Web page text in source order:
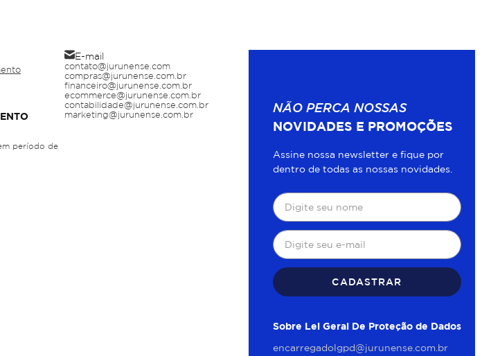
período de
E-mail
contato@jurunense.com
compras@jurunense.com.br
financeiro@jurunense.com.br
ecommerce@jurunense.com.br
contabilidade@jurunense.com.br
marketing@jurunense.com.br
NÃO PERCA NOSSAS
NOVIDADES E PROMOÇÕES
Assine nossa newsletter e fique por
dentro de todas as nossas novidades.
CADASTRAR
Sobre Lei Geral De Proteção de Dados
encarregadolgpd@jurunense.com.br